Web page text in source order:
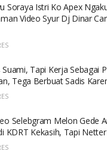
Soraya Istri Ko Apex
Video Syur Dj Dinar
Suami, Tapi Kerja Sebagai
Tega Berbuat Sadis
Selebgram Melon Gede
KDRT Kekasih, Tapi